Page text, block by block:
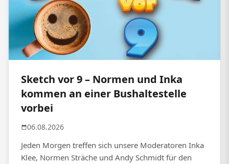
Sketch vor 9 – Normen und Inka
kommen an einer Bushaltestelle
vorbei
06.08.2026
Jeden Morgen treffen sich unsere Moderatoren Inka
Klee, Normen Sträche und Andy Schmidt für den